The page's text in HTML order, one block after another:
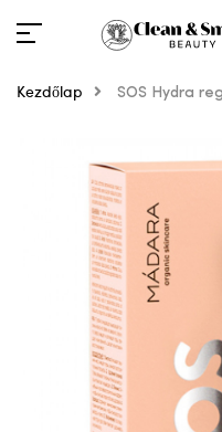
Kezdőlap SOS Hydra